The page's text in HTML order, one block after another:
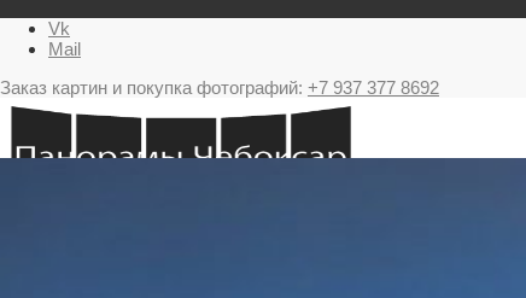
Vk
Mail
Заказ картин и покупка фотографий: +7 937 377 8692